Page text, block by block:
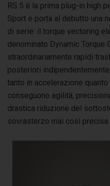
RS 5 è la prima plug-in high
Sport e porta al debutto una
di serie: il torque vectoring
denominato Dynamic Torque
straordinariamente rapidi
posteriori
tanto in accelerazione
conseguono agilità,
drastica riduzione del
sovrasterzo mai così precisa